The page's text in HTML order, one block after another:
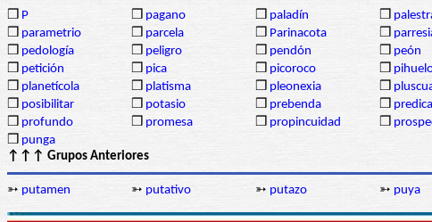
❒ P ❒ pagano ❒ paladín ❒
❒ parametrio ❒ parcela ❒ Parinacota ❒
❒ pedología ❒ peligro ❒ pendón ❒ peón
❒ petición ❒ pica ❒ picoroco ❒
❒ planetícola ❒ platisma ❒ pleonexia ❒
❒ posibilitar ❒ potasio ❒ prebenda ❒
❒ profundo ❒ promesa ❒ propincuidad ❒
❒ punga
↑↑↑ Grupos Anteriores
➳ putamen ➳ putativo ➳ putazo ➳ puya